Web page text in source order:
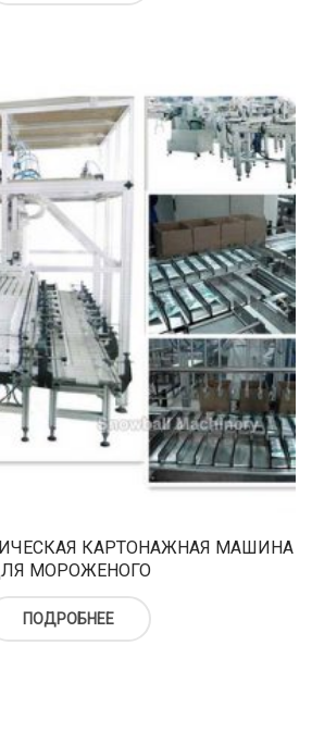
КАРТОНАЖНАЯ МАШИНА
МОРОЖЕНОГО
ПОДРОБНЕЕ